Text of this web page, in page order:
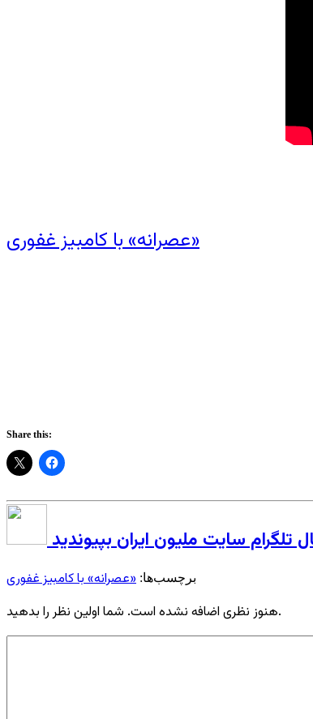
«عصرانه» با کامبیز غفوری
Share this:
تلگرام سایت ملیون ایران بپیوندید
برچسب‌ها: «عصرانه» با کامبیز غفوری
هنوز نظری اضافه نشده است. شما اولین نظر را بدهید.